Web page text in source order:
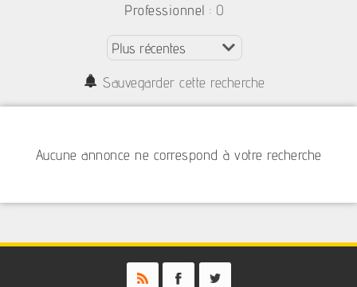
Professionnel : 0
Sauvegarder cette recherche
Aucune annonce ne correspond à votre recherche